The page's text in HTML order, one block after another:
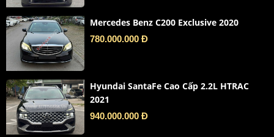
Mercedes Benz C200 Exclusive 2020
780.000.000 Đ
Hyundai SantaFe Cao Cấp 2.2L HTRAC
2021
940.000.000 Đ